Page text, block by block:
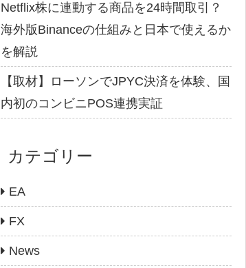
Netflix株に連動する商品を24時間取引？
海外版Binanceの仕組みと日本で使えるか
を解説
【取材】ローソンでJPYC決済を体験、国
内初のコンビニPOS連携実証
カテゴリー
EA
FX
News